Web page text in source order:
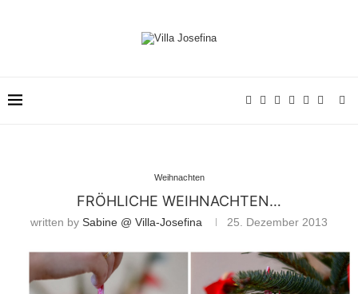
Weihnachten
FRÖHLICHE WEIHNACHTEN…
written by Sabine @ Villa-Josefina 25. Dezember 2013